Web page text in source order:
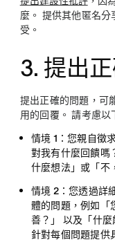
麼。 提供其他匿名
受。
3. 提出
提出正確的問題，可
用的回覆。 請考慮以
情境 1：您親自徵
對我有什麼回饋嗎
什麼想法」或「不
情境 2：您透過詳
體的問題，例如「
善？」 以及「什
針對每個問題提供